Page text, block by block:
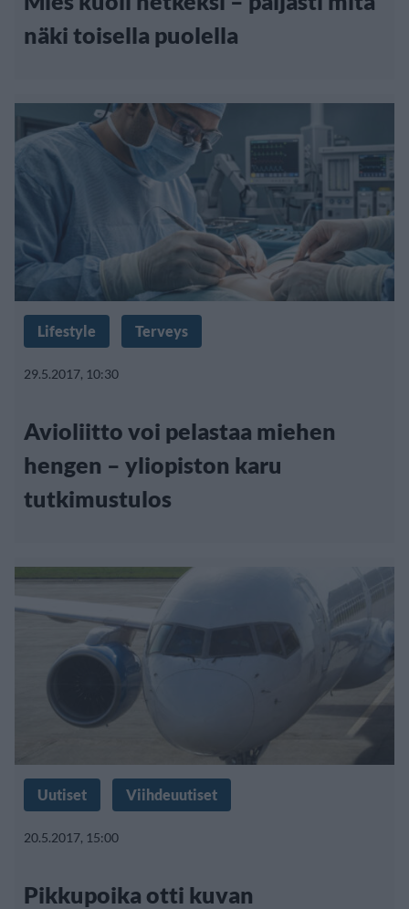
näki toisella puolella
Lifestyle Terveys
29.5.2017, 10:30
Avioliitto voi pelastaa miehen
hengen – yliopiston karu
tutkimustulos
Uutiset Viihdeuutiset
20.5.2017, 15:00
Pikkupoika otti kuvan